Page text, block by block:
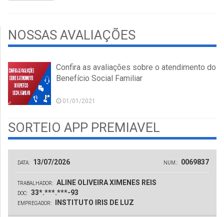
NOSSAS AVALIAÇÕES
Confira as avaliações sobre o atendimento do
Benefício Social Familiar
01/01/2021
SORTEIO APP PREMIAVEL
DATA: 13/07/2026 NUM.: 0069837
TRABALHADOR: ALINE OLIVEIRA XIMENES REIS
DOC: 33*.***.***-93
EMPREGADOR: INSTITUTO IRIS DE LUZ